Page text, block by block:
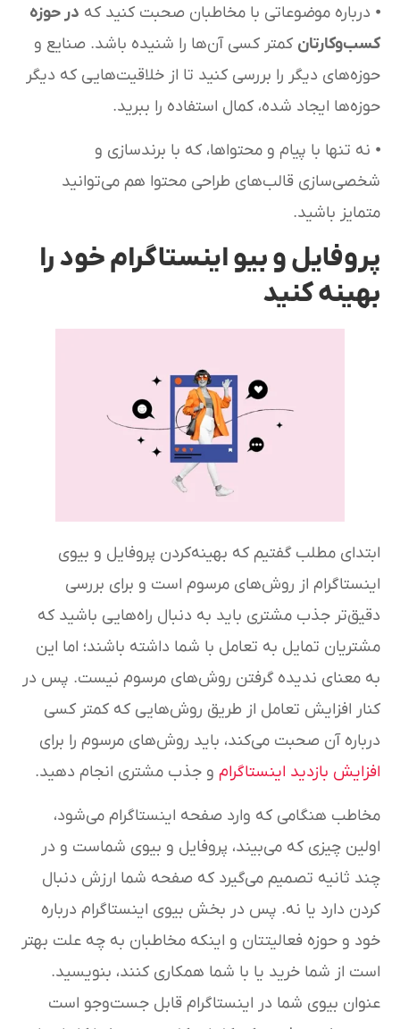
⦁ درباره موضوعاتی با مخاطبان صحبت کنید که در حوزه
کسب‌وکارتان کمتر کسی آن‌ها را شنیده باشد. صنایع و
حوزه‌های دیگر را بررسی کنید تا از خلاقیت‌هایی که دیگر
حوزه‌ها ایجاد شده، کمال استفاده را ببرید.
⦁ نه تنها با پیام و محتواها، که با برندسازی و
شخصی‌سازی قالب‌های طراحی محتوا هم می‌توانید
متمایز باشید.
پروفایل و بیو اینستاگرام خود را
بهینه کنید
ابتدای مطلب گفتیم که بهینه‌کردن پروفایل و بیوی
اینستاگرام از روش‌های مرسوم است و برای بررسی
دقیق‌تر جذب مشتری باید به دنبال راه‌هایی باشید که
مشتریان تمایل به تعامل با شما داشته باشند؛ اما این
به معنای ندیده گرفتن روش‌های مرسوم نیست. پس در
کنار افزایش تعامل از طریق روش‌هایی که کمتر کسی
درباره آن صحبت می‌کند، باید روش‌های مرسوم را برای
افزایش بازدید اینستاگرام و جذب مشتری انجام دهید.
مخاطب هنگامی که وارد صفحه اینستاگرام می‌شود،
اولین چیزی که می‌بیند، پروفایل و بیوی شماست و در
چند ثانیه تصمیم می‌گیرد که صفحه شما ارزش دنبال
کردن دارد یا نه. پس در بخش بیوی اینستاگرام درباره
خود و حوزه فعالیتتان و اینکه مخاطبان به چه علت بهتر
است از شما خرید یا با شما همکاری کنند، بنویسید.
عنوان بیوی شما در اینستاگرام قابل جست‌وجو است